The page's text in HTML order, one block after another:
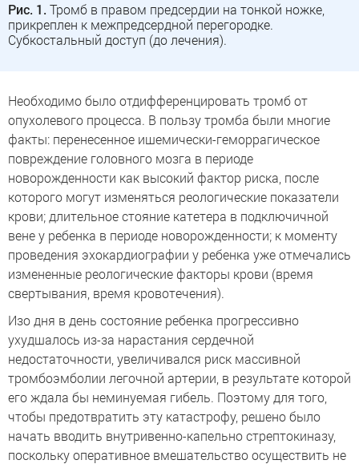
Рис. 1. Тромб в правом предсердии на тонкой ножке,
прикреплен к межпредсердной перегородке.
Субкостальный доступ (до лечения).
Необходимо было отдифференцировать тромб от
опухолевого процесса. В пользу тромба были многие
факты: перенесенное ишемически-геморрагическое
повреждение головного мозга в периоде
новорожденности как высокий фактор риска, после
которого могут изменяться реологические показатели
крови; длительное стояние катетера в подключичной
вене у ребенка в периоде новорожденности; к моменту
проведения эхокардиографии у ребенка уже отмечались
измененные реологические факторы крови (время
свертывания, время кровотечения).
Изо дня в день состояние ребенка прогрессивно
ухудшалось из-за нарастания сердечной
недостаточности, увеличивался риск массивной
тромбоэмболии легочной артерии, в результате которой
его ждала бы неминуемая гибель. Поэтому для того,
чтобы предотвратить эту катастрофу, решено было
начать вводить внутривенно-капельно стрептокиназу,
поскольку оперативное вмешательство осуществить не